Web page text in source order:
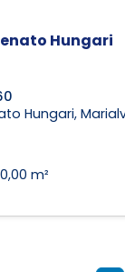
Hungari
Hungari,
m²